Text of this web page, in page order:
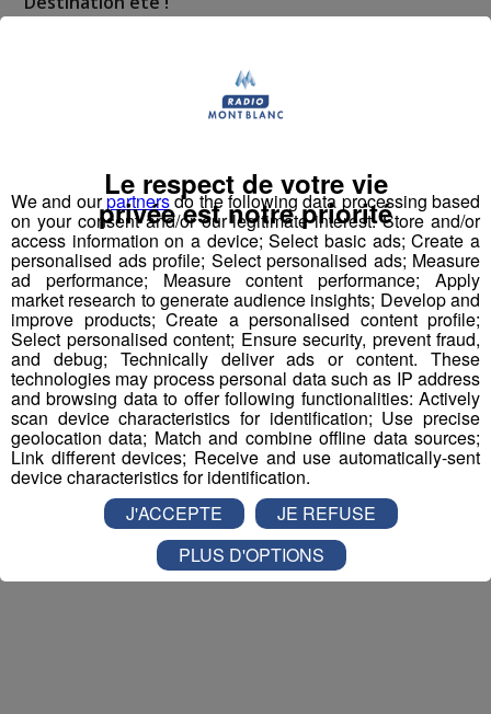
Nous vous poserons une question, a vous de faire le
bon choix entre les 3 réponses pour repartir avec vos
entrées pour un maximum d'activités dans la région !
Inscription par téléphone toute la journée pour
participer aux 2 tirages au sort par jour à 8h45 et 17h45.
Appelez le standard au 04 50 58 24 09
Pour cette semaine on vous offre vos entrées pour vous
et la personne de votre choix pourWALIBI RHONE
ALPES!
Nathan est allé tester pour vousVerticalp Émosson,
dans la Vallée du Trient
We and ourpartnersdo the following data processing based
on your consent and/or our legitimate interest: Store and/or
access information on a device; Select basic ads; Create a
personalised ads profile; Select personalised ads; Measure
ad performance; Measure content performance; Apply
market research to generate audience insights; Develop and
improve products; Create a personalised content profile;
Select personalised content; Ensure security, prevent fraud,
and debug; Technically deliver ads or content. These
technologies may process personal data such as IP address
and browsing data to offer following functionalities: Actively
scan device characteristics for identification; Use precise
geolocation data; Match and combine offline data sources;
Link different devices; Receive and use automatically-sent
device characteristics for identification.
Le respect de votre vie
privée est notre priorité
J'ACCEPTE
JE REFUSE
PLUS D'OPTIONS